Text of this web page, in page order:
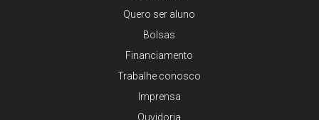
Quero ser aluno
Bolsas
Financiamento
Trabalhe conosco
Imprensa
Ouvidoria